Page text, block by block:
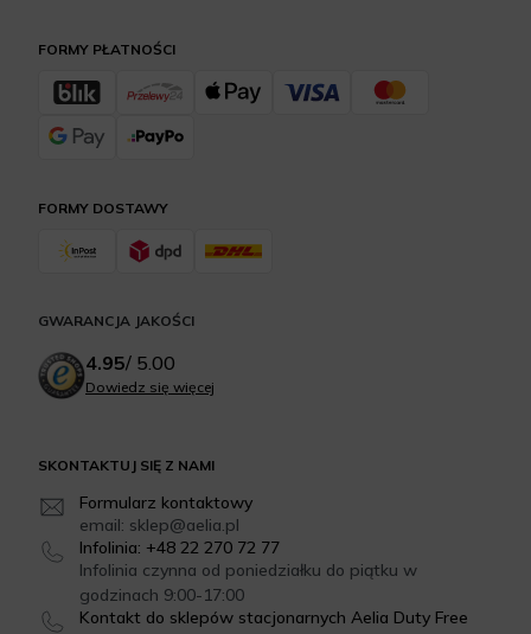
SKONTAKTUJ SIĘ Z NAMI
Formularz kontaktowy
email: sklep@aelia.pl
Infolinia: +48 22 270 72 77
Infolinia czynna od poniedziałku do piątku w
godzinach 9:00-17:00
Kontakt do sklepów stacjonarnych Aelia Duty Free
FORMY DOSTAWY
FORMY PŁATNOŚCI
GWARANCJA JAKOŚCI
4.95/ 5.00
Dowiedz się więcej